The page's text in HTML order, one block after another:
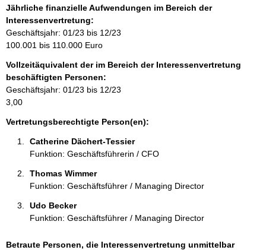
r
m
a
t
o
n
e
n
:
Jährliche finanzielle Aufwendungen im Bereich der
Interessenvertretung:
Geschäftsjahr: 01/23 bis 12/23
100.001 bis 110.000 Euro
Vollzeitäquivalent der im Bereich der Interessenvertretung
beschäftigten Personen:
Geschäftsjahr: 01/23 bis 12/23
3,00
Vertretungsberechtigte Person(en):
Catherine Dächert-Tessier
Funktion: Geschäftsführerin / CFO
Thomas Wimmer
Funktion: Geschäftsführer / Managing Director
Udo Becker
Funktion: Geschäftsführer / Managing Director
Betraute Personen, die Interessenvertretung unmittelbar